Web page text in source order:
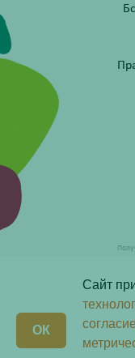
Любая информация на сайте
определяемой положениями
Сайт
ОК